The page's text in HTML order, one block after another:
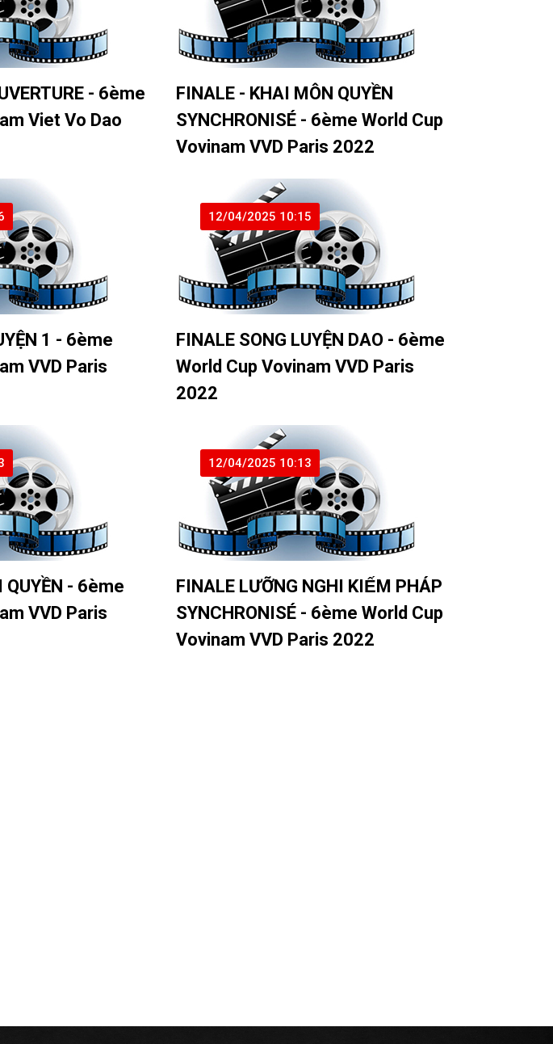
- 6ème
Viet Vo Dao
FINALE - KHAI MÔN QUYỀN
SYNCHRONISÉ - 6ème World Cup
Vovinam VVD Paris 2022
1 - 6ème
VVD Paris
12/04/2025 10:15
FINALE SONG LUYỆN DAO - 6ème
World Cup Vovinam VVD Paris
2022
QUYỀN - 6ème
VVD Paris
12/04/2025 10:13
FINALE LƯỠNG NGHI KIẾM PHÁP
SYNCHRONISÉ - 6ème World Cup
Vovinam VVD Paris 2022